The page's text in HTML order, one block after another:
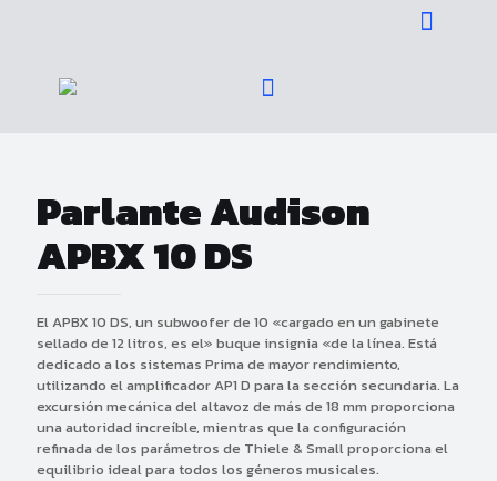
Parlante Audison
APBX 10 DS
El APBX 10 DS, un subwoofer de 10 «cargado en un gabinete
sellado de 12 litros, es el» buque insignia «de la línea. Está
dedicado a los sistemas Prima de mayor rendimiento,
utilizando el amplificador AP1 D para la sección secundaria. La
excursión mecánica del altavoz de más de 18 mm proporciona
una autoridad increíble, mientras que la configuración
refinada de los parámetros de Thiele & Small proporciona el
equilibrio ideal para todos los géneros musicales.